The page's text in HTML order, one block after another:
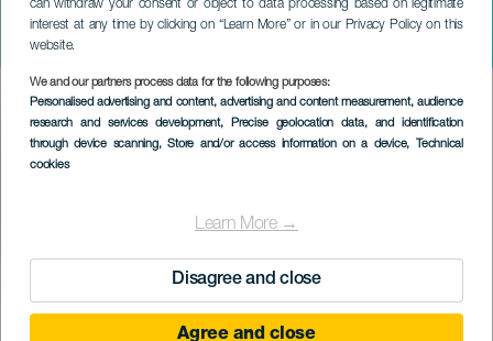
can withdraw your consent or object to data processing based on legitimate
interest at any time by clicking on “Learn More” or in our Privacy Policy on this
website.
We and our partners process data for the following purposes:
Personalised advertising and content, advertising and content measurement, audience
research and services development, Precise geolocation data, and identification
through device scanning, Store and/or access information on a device, Technical
cookies
Learn More →
Disagree and close
Agree and close
Pueblos Remotos
Fuencaliente
Imagen
Listado